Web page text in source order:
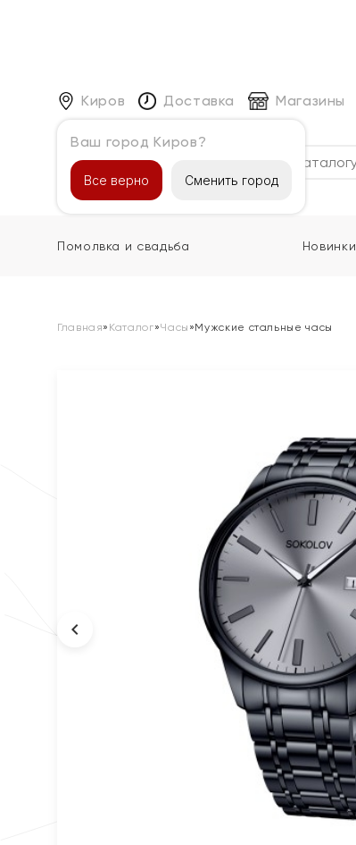
Киров
Ваш город Киров?
Все верно Сменить город
Доставка Магазины
Каталог
Помолвка и свадьба Новинки
Главная» Каталог»Часы »Мужские стальные часы